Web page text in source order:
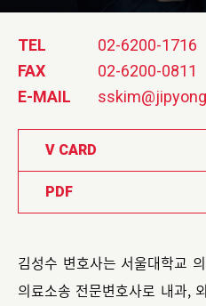
TEL
02-6200-1716
FAX
02-6200-0811
E-MAIL
V CARD
PDF
김성수 변호사는 서울대학교
의료소송 전문변호사로 내과,